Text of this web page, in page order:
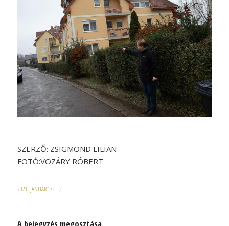
SZERZŐ: ZSIGMOND LILIAN
FOTÓ:VOZÁRY RÓBERT
2021. JANUÁR 17. /
A bejegyzés megosztása